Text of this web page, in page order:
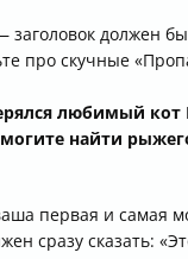
заголовок должен
про скучные
любимый кот
найти
первая и самая
сразу сказать: